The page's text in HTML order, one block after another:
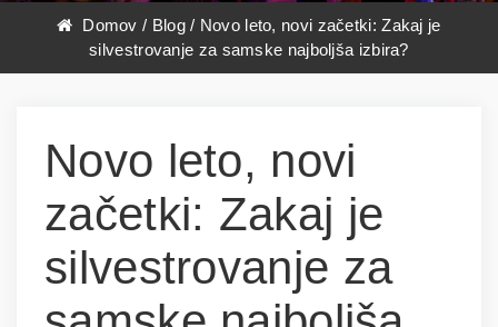
Domov / Blog / ​Novo leto, novi začetki: Zakaj je
silvestrovanje za samske najboljša izbira?
Novo leto, novi
začetki: Zakaj je
silvestrovanje za